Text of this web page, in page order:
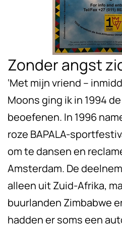
Zonder angst
‘Met mijn vriend –
Moons ging ik in 1994
beoefenen. In 1996
roze BAPALA-
om te dansen en
Amsterdam. De
alleen uit Zuid-Afrika,
buurlanden Zimbabwe
hadden er soms een